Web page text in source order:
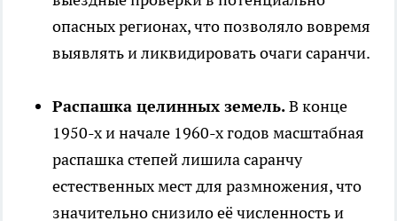
опасных регионах, что позволяло вовремя
выявлять и ликвидировать очаги саранчи.
Распашка целинных земель.В конце
1950-х и начале 1960-х годов масштабная
распашка степей лишила саранчу
естественных мест для размножения, что
значительно снизило её численность и